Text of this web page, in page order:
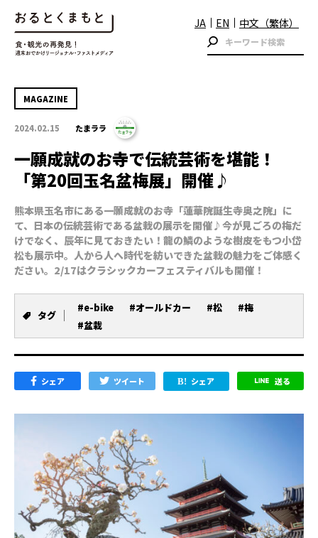
JA EN 中文（繁体）
MAGAZINE
2024.02.15 たまララ
一願成就のお寺で伝統芸術を堪能！
「第20回玉名盆梅展」開催♪
熊本県玉名市にある一願成就のお寺「蓮華院誕生寺奥之院」に
て、日本の伝統芸術である盆栽の展示を開催♪今が見ごろの梅だ
けでなく、辰年に見ておきたい！龍の鱗のような樹皮をもつ小岱
松も展示中。人から人へ時代を紡いできた盆栽の魅力をご体感く
ださい。2/17はクラシックカーフェスティバルも開催！
タグ
#e-bike #オールドカー #松
#梅
#盆栽
シェア ツイート シェア 送る